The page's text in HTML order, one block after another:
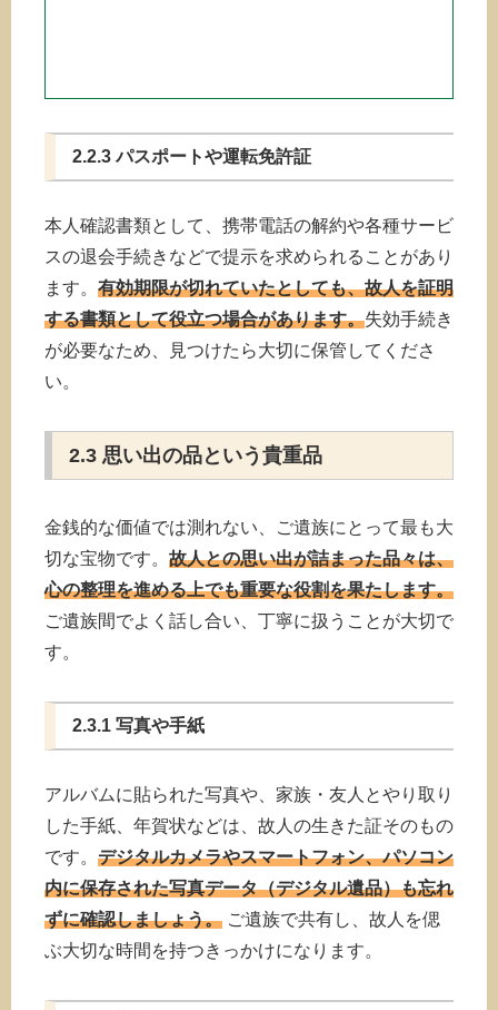
2.2.3 パスポートや運転免許証
本人確認書類として、携帯電話の解約や各種サービ
スの退会手続きなどで提示を求められることがあり
ます。 有効期限が切れていたとしても、故人を証明
する書類として役立つ場合があります。失効手続き
が必要なため、見つけたら大切に保管してくださ
い。
2.3 思い出の品という貴重品
金銭的な価値では測れない、ご遺族にとって最も大
切な宝物です。 故人との思い出が詰まった品々は、
心の整理を進める上でも重要な役割を果たします。
ご遺族間でよく話し合い、丁寧に扱うことが大切で
す。
2.3.1 写真や手紙
アルバムに貼られた写真や、家族・友人とやり取り
した手紙、年賀状などは、故人の生きた証そのもの
です。 デジタルカメラやスマートフォン、パソコン
内に保存された写真データ（デジタル遺品）も忘れ
ずに確認しましょう。 ご遺族で共有し、故人を偲
ぶ大切な時間を持つきっかけになります。